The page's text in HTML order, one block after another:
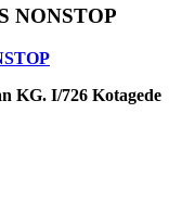
NONSTOP
KG. I/726 Kotagede